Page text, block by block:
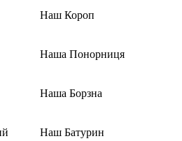
Наш Короп
Наша Понорниця
Наша Борзна
Наш Батурин